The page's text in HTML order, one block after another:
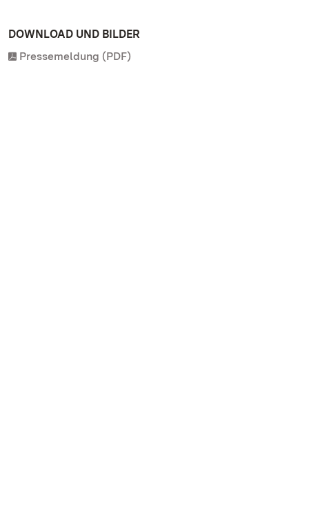
DOWNLOAD UND BILDER
Pressemeldung (PDF)